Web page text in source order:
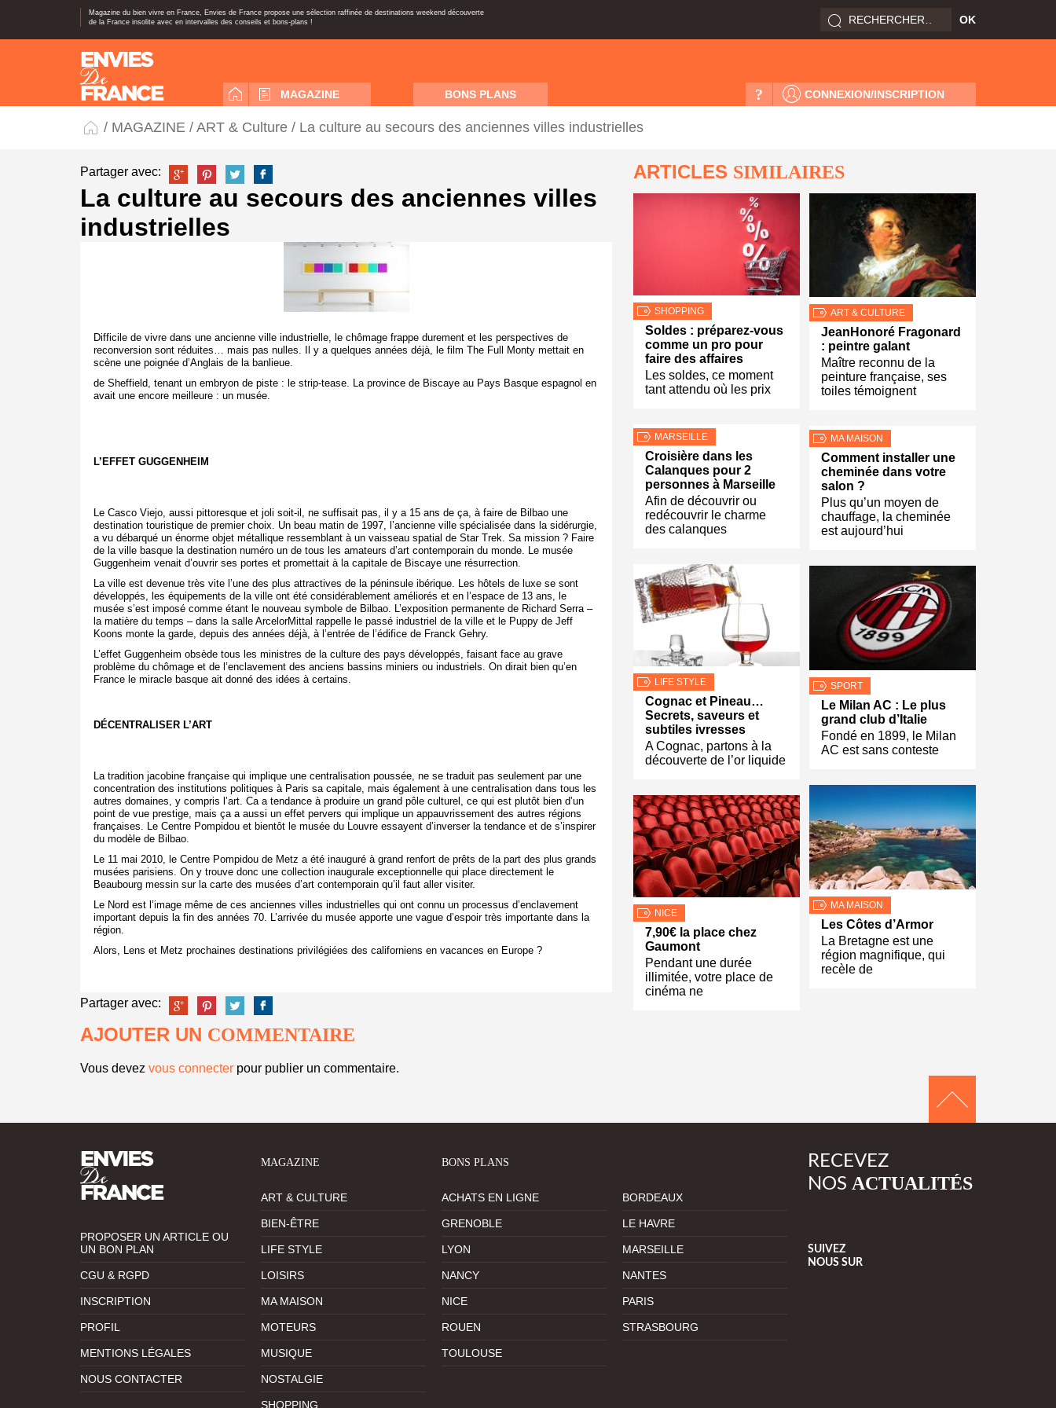
Magazine du bien vivre en France, Envies de France propose une sélection raffinée de destinations weekend découverte
de la France insolite avec en intervalles des conseils et bons-plans !
MAGAZINE BONS PLANS CONNEXION/INSCRIPTION
?
/ MAGAZINE / ART & Culture / La culture au secours des anciennes villes industrielles
Partager avec:
La culture au secours des anciennes villes
industrielles
Difficile de vivre dans une ancienne ville industrielle, le chômage frappe durement et les perspectives de
reconversion sont réduites… mais pas nulles. Il y a quelques années déjà, le film The Full Monty mettait en
scène une poignée d’Anglais de la banlieue.
de Sheffield, tenant un embryon de piste : le strip-tease. La province de Biscaye au Pays Basque espagnol en
avait une encore meilleure : un musée.
L’EFFET GUGGENHEIM
Le Casco Viejo, aussi pittoresque et joli soit-il, ne suffisait pas, il y a 15 ans de ça, à faire de Bilbao une
destination touristique de premier choix. Un beau matin de 1997, l’ancienne ville spécialisée dans la sidérurgie,
a vu débarqué un énorme objet métallique ressemblant à un vaisseau spatial de Star Trek. Sa mission ? Faire
de la ville basque la destination numéro un de tous les amateurs d’art contemporain du monde. Le musée
Guggenheim venait d’ouvrir ses portes et promettait à la capitale de Biscaye une résurrection.
La ville est devenue très vite l’une des plus attractives de la péninsule ibérique. Les hôtels de luxe se sont
développés, les équipements de la ville ont été considérablement améliorés et en l’espace de 13 ans, le
musée s’est imposé comme étant le nouveau symbole de Bilbao. L’exposition permanente de Richard Serra –
la matière du temps – dans la salle ArcelorMittal rappelle le passé industriel de la ville et le Puppy de Jeff
Koons monte la garde, depuis des années déjà, à l’entrée de l’édifice de Franck Gehry.
L’effet Guggenheim obsède tous les ministres de la culture des pays développés, faisant face au grave
problème du chômage et de l’enclavement des anciens bassins miniers ou industriels. On dirait bien qu’en
France le miracle basque ait donné des idées à certains.
DÉCENTRALISER L’ART
La tradition jacobine française qui implique une centralisation poussée, ne se traduit pas seulement par une
concentration des institutions politiques à Paris sa capitale, mais également à une centralisation dans tous les
autres domaines, y compris l’art. Ca a tendance à produire un grand pôle culturel, ce qui est plutôt bien d’un
point de vue prestige, mais ça a aussi un effet pervers qui implique un appauvrissement des autres régions
françaises. Le Centre Pompidou et bientôt le musée du Louvre essayent d’inverser la tendance et de s’inspirer
du modèle de Bilbao.
Le 11 mai 2010, le Centre Pompidou de Metz a été inauguré à grand renfort de prêts de la part des plus grands
musées parisiens. On y trouve donc une collection inaugurale exceptionnelle qui place directement le
Beaubourg messin sur la carte des musées d’art contemporain qu’il faut aller visiter.
Le Nord est l’image même de ces anciennes villes industrielles qui ont connu un processus d’enclavement
important depuis la fin des années 70. L’arrivée du musée apporte une vague d’espoir très importante dans la
région.
Alors, Lens et Metz prochaines destinations privilégiées des californiens en vacances en Europe ?
Partager avec:
AJOUTER UN COMMENTAIRE
Vous devez vous connecter pour publier un commentaire.
ARTICLES SIMILAIRES
SHOPPING
Soldes : préparez-vous
comme un pro pour
faire des affaires
Les soldes, ce moment
tant attendu où les prix
MARSEILLE
Croisière dans les
Calanques pour 2
personnes à Marseille
Afin de découvrir ou
redécouvrir le charme
des calanques
LIFE STYLE
Cognac et Pineau…
Secrets, saveurs et
subtiles ivresses
A Cognac, partons à la
découverte de l’or liquide
NICE
7,90€ la place chez
Gaumont
Pendant une durée
illimitée, votre place de
cinéma ne
ART & CULTURE
JeanHonoré Fragonard
: peintre galant
Maître reconnu de la
peinture française, ses
toiles témoignent
MA MAISON
Comment installer une
cheminée dans votre
salon ?
Plus qu’un moyen de
chauffage, la cheminée
est aujourd’hui
SPORT
Le Milan AC : Le plus
grand club d’Italie
Fondé en 1899, le Milan
AC est sans conteste
MA MAISON
Les Côtes d’Armor
La Bretagne est une
région magnifique, qui
recèle de
PROPOSER UN ARTICLE OU
UN BON PLAN
CGU & RGPD
INSCRIPTION
PROFIL
MENTIONS LÉGALES
NOUS CONTACTER
MAGAZINE
ART & CULTURE
BIEN-ÊTRE
LIFE STYLE
LOISIRS
MA MAISON
MOTEURS
MUSIQUE
NOSTALGIE
SHOPPING
BONS PLANS
ACHATS EN LIGNE BORDEAUX
GRENOBLE LE HAVRE
LYON MARSEILLE
NANCY NANTES
NICE PARIS
ROUEN STRASBOURG
TOULOUSE
RECEVEZ
NOS ACTUALITÉS
SUIVEZ
NOUS SUR